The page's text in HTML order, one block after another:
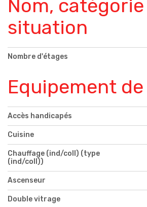
Nom,
situation
Nombre d'étages
Equipement
Accès handicapés
Cuisine
Chauffage (ind/coll) (type
(ind/coll))
Ascenseur
Double vitrage